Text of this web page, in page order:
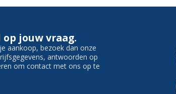
jouw vraag.
aankoop, bezoek dan onze
antwoorden op
om contact met ons op te